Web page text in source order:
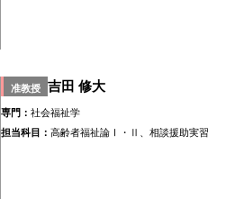
准教授 吉田 修大
専門：社会福祉学
担当科目：高齢者福祉論Ⅰ・Ⅱ、相談援助実習